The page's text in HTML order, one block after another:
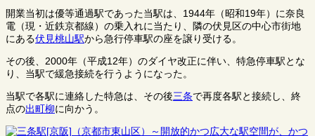
開業当初は優等通過駅であった当駅は、1944年（昭和19年）に奈良
電（現・近鉄京都線）の乗入れに当たり、隣の伏見区の中心市街地
にある伏見桃山駅から急行停車駅の座を譲り受ける。
その後、2000年（平成12年）のダイヤ改正に伴い、特急停車駅とな
り、当駅で緩急接続を行うようになった。
当駅で各駅に連絡した特急は、その後三条で再度各駅と接続し、終
点の出町柳に向かう。